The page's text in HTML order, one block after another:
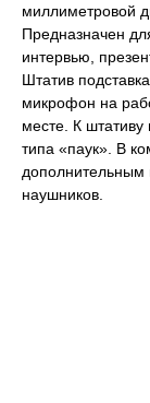
миллиметровой
Предназначен
интервью,
Штатив
микрофон на
месте. К
типа «паук». В
дополнительным
наушников.